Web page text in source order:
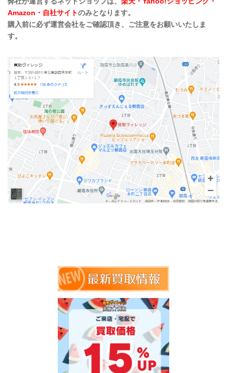
Amazon・自社サイトのみとなります。
購入前に必ず運営会社をご確認頂き、ご注意をお願いいたしま
す。